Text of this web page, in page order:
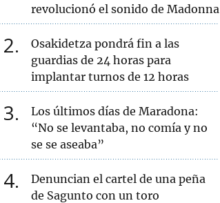
revolucionó el sonido de Madonna
2
Osakidetza pondrá fin a las
guardias de 24 horas para
implantar turnos de 12 horas
3
Los últimos días de Maradona:
“No se levantaba, no comía y no
se se aseaba”
4
Denuncian el cartel de una peña
de Sagunto con un toro